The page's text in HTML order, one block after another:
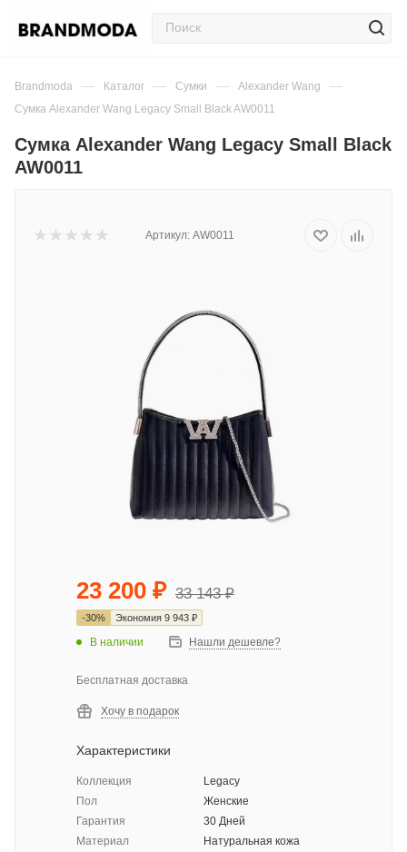
Brandmoda — Каталог — Сумки — Alexander Wang —
Сумка Alexander Wang Legacy Small Black AW0011
Сумка Alexander Wang Legacy Small Black
AW0011
Артикул: AW0011
23 200 ₽ 33 143₽
-30% Экономия 9 943 ₽
В наличии Нашли дешевле?
Бесплатная доставка
Хочу в подарок
Характеристики
Коллекция
Legacy
Пол
Женские
Гарантия
30 Дней
Материал
Натуральная кожа